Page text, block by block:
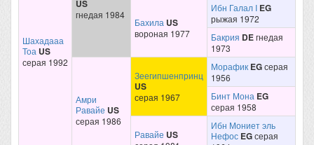
Шахадааа
Тоа US
серая 1992
US
гнедая 1984
Бахила US
вороная 1977
Ибн Галал I EG
рыжая 1972
Бакрия DEгнедая
1973
Амри
Равайе US
серая 1986
Зеегипшенпринц
US
серая 1967
Морафик EGсерая
1956
Бинт Мона EG
серая 1958
Равайе US
Ибн Мониет эль
Нефос EGсерая